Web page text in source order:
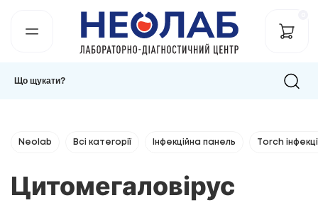
Neolab Всі категорії Інфекційна панель Тorch
Цитомегаловірус